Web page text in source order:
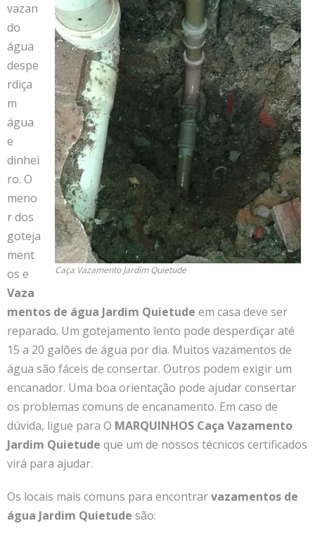
Caça Vazamento Jardim Quietude
vazan
do
água
despe
rdiça
m
água
e
dinhei
ro. O
meno
r dos
goteja
ment
os e
Vaza
mentos de água Jardim Quietude em casa deve ser
reparado. Um gotejamento lento pode desperdiçar até
15 a 20 galões de água por dia. Muitos vazamentos de
água são fáceis de consertar. Outros podem exigir um
encanador. Uma boa orientação pode ajudar consertar
os problemas comuns de encanamento. Em caso de
dúvida, ligue para O MARQUINHOS Caça Vazamento
Jardim Quietude que um de nossos técnicos certificados
virá para ajudar.
Os locais mais comuns para encontrarvazamentos de
água Jardim Quietude são: